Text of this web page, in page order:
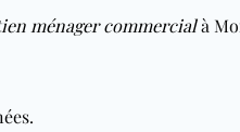
ménager commercialà